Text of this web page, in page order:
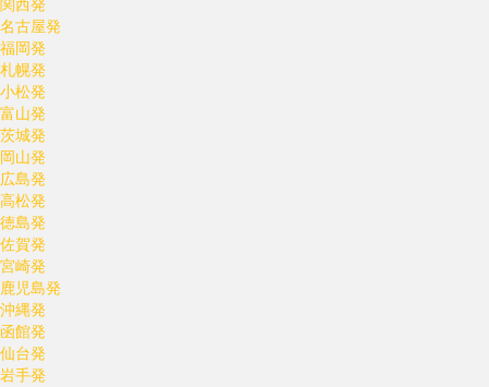
関西発
名古屋発
福岡発
札幌発
小松発
富山発
茨城発
岡山発
広島発
高松発
徳島発
佐賀発
宮崎発
鹿児島発
沖縄発
函館発
仙台発
岩手発